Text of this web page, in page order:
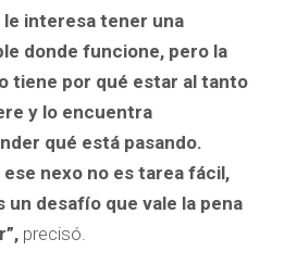
interesa tener una
donde funcione, pero la
tiene por qué estar al tanto
y lo encuentra
qué está pasando.
nexo no es tarea fácil,
un desafío que vale la pena
precisó.